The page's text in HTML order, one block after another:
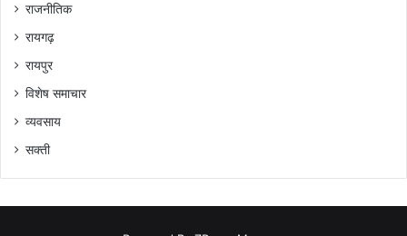
राजनीतिक
रायगढ़
रायपुर
विशेष समाचार
व्यवसाय
सक्ती